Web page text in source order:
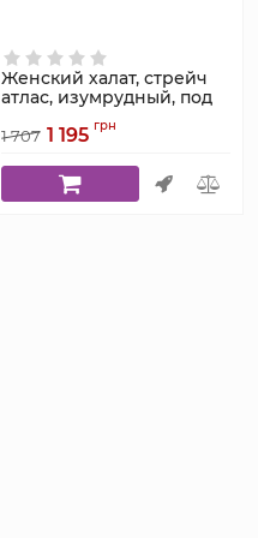
Женский халат, стрейч
атлас, изумрудный, под
1021
1 707 1 195 грн